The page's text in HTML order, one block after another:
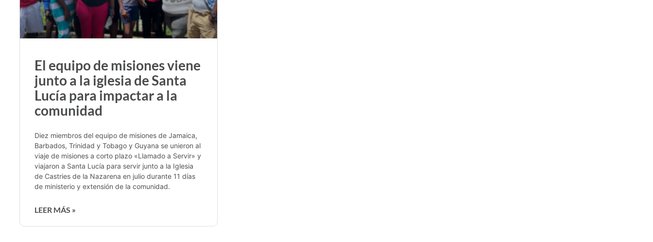
El equipo de misiones viene
junto a la iglesia de Santa
Lucía para impactar a la
comunidad
Diez miembros del equipo de misiones de Jamaica,
Barbados, Trinidad y Tobago y Guyana se unieron al
viaje de misiones a corto plazo «Llamado a Servir» y
viajaron a Santa Lucía para servir junto a la Iglesia
de Castries de la Nazarena en julio durante 11 días
de ministerio y extensión de la comunidad.
LEER MÁS »